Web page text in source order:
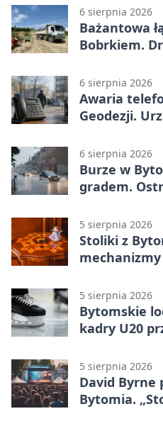
6 sierpnia 2026
Bażantowa
Bobrkiem.
6 sierpnia 2026
Awaria
Geodezji.
6 sierpnia 2026
Burze w
gradem.
5 sierpnia 2026
Stoliki z
5 sierpnia 2026
Bytomskie
kadry U20
5 sierpnia 2026
David Byrne
Bytomia.